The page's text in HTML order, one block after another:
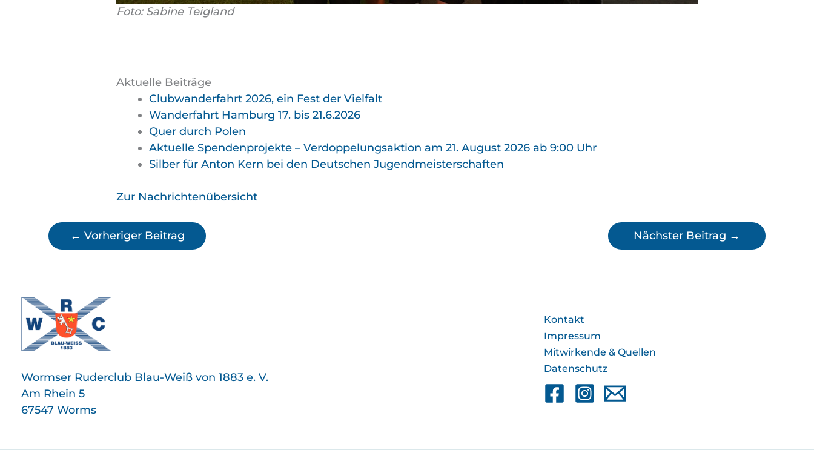
Foto: Sabine Teigland
Aktuelle Beiträge
Clubwanderfahrt 2026, ein Fest der Vielfalt
Wanderfahrt Hamburg 17. bis 21.6.2026
Quer durch Polen
Aktuelle Spendenprojekte – Verdoppelungs­aktion am 21. August 2026 ab 9:00 Uhr
Silber für Anton Kern bei den Deutschen Jugend­meister­schaften
Zur Nachrichtenübersicht
← Vorheriger Beitrag Nächster Beitrag →
Wormser Ruderclub Blau-Weiß von 1883 e. V.
Am Rhein 5
67547 Worms
Kontakt
Impressum
Mitwirkende & Quellen
Datenschutz